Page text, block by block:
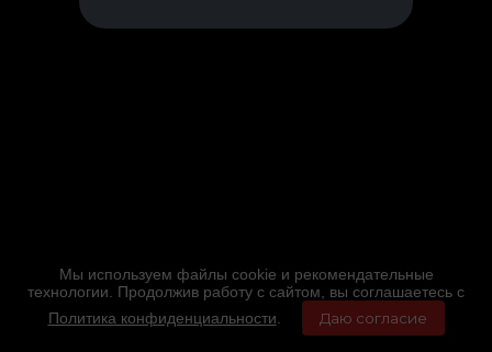
Мы используем файлы cookie и рекомендательные
технологии. Продолжив работу с сайтом, вы соглашаетесь с
Политика конфиденциальности
Даю согласие